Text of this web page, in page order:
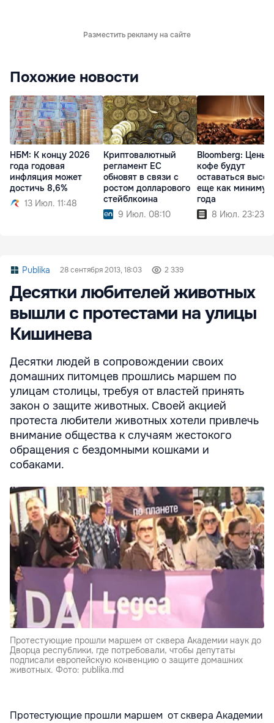
Разместить рекламу на сайте
Похожие новости
НБМ: К концу 2026
года годовая
инфляция может
достичь 8,6%
13 Июл. 11:48
Криптовалютный
регламент ЕС
обновят в связи с
ростом долларового
стейблкоина
9 Июл. 08:10
Bloomberg: Цены
кофе будут
оставаться
еще как минимум
года
8 Июл. 23:23
Publika 28 сентября 2013, 18:03 2 339
Десятки любителей животных
вышли с протестами на улицы
Кишинева
Десятки людей в сопровождении своих
домашних питомцев прошлись маршем по
улицам столицы, требуя от властей принять
закон о защите животных. Своей акцией
протеста любители животных хотели привлечь
внимание общества к случаям жестокого
обращения с бездомными кошками и
собаками.
Протестующие прошли маршем от сквера Академии наук до
Дворца республики, где потребовали, чтобы депутаты
подписали европейскую конвенцию о защите домашних
животных. Фото: publika.md
Протестующие прошли маршем от сквера Академии